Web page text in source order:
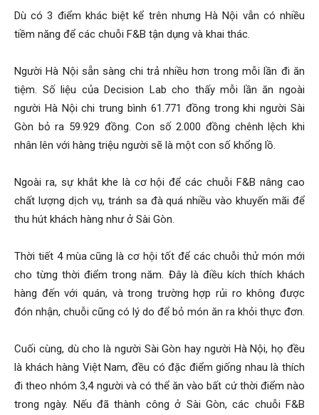
Dù có 3 điểm khác biệt kể trên nhưng Hà Nội vẫn có nhiều
tiềm năng để các chuỗi F&B tận dụng và khai thác.
Người Hà Nội sẵn sàng chi trả nhiều hơn trong mỗi lần đi ăn
tiệm. Số liệu của Decision Lab cho thấy mỗi lần ăn ngoài
người Hà Nội chi trung bình 61.771 đồng trong khi người Sài
Gòn bỏ ra 59.929 đồng. Con số 2.000 đồng chênh lệch khi
nhân lên với hàng triệu người sẽ là một con số khổng lồ.
Ngoài ra, sự khắt khe là cơ hội để các chuỗi F&B nâng cao
chất lượng dịch vụ, tránh sa đà quá nhiều vào khuyến mãi để
thu hút khách hàng như ở Sài Gòn.
Thời tiết 4 mùa cũng là cơ hội tốt để các chuỗi thử món mới
cho từng thời điểm trong năm. Đây là điều kích thích khách
hàng đến với quán, và trong trường hợp rủi ro không được
đón nhận, chuỗi cũng có lý do để bỏ món ăn ra khỏi thực đơn.
Cuối cùng, dù cho là người Sài Gòn hay người Hà Nội, họ đều
là khách hàng Việt Nam, đều có đặc điểm giống nhau là thích
đi theo nhóm 3,4 người và có thể ăn vào bất cứ thời điểm nào
trong ngày. Nếu đã thành công ở Sài Gòn, các chuỗi F&B